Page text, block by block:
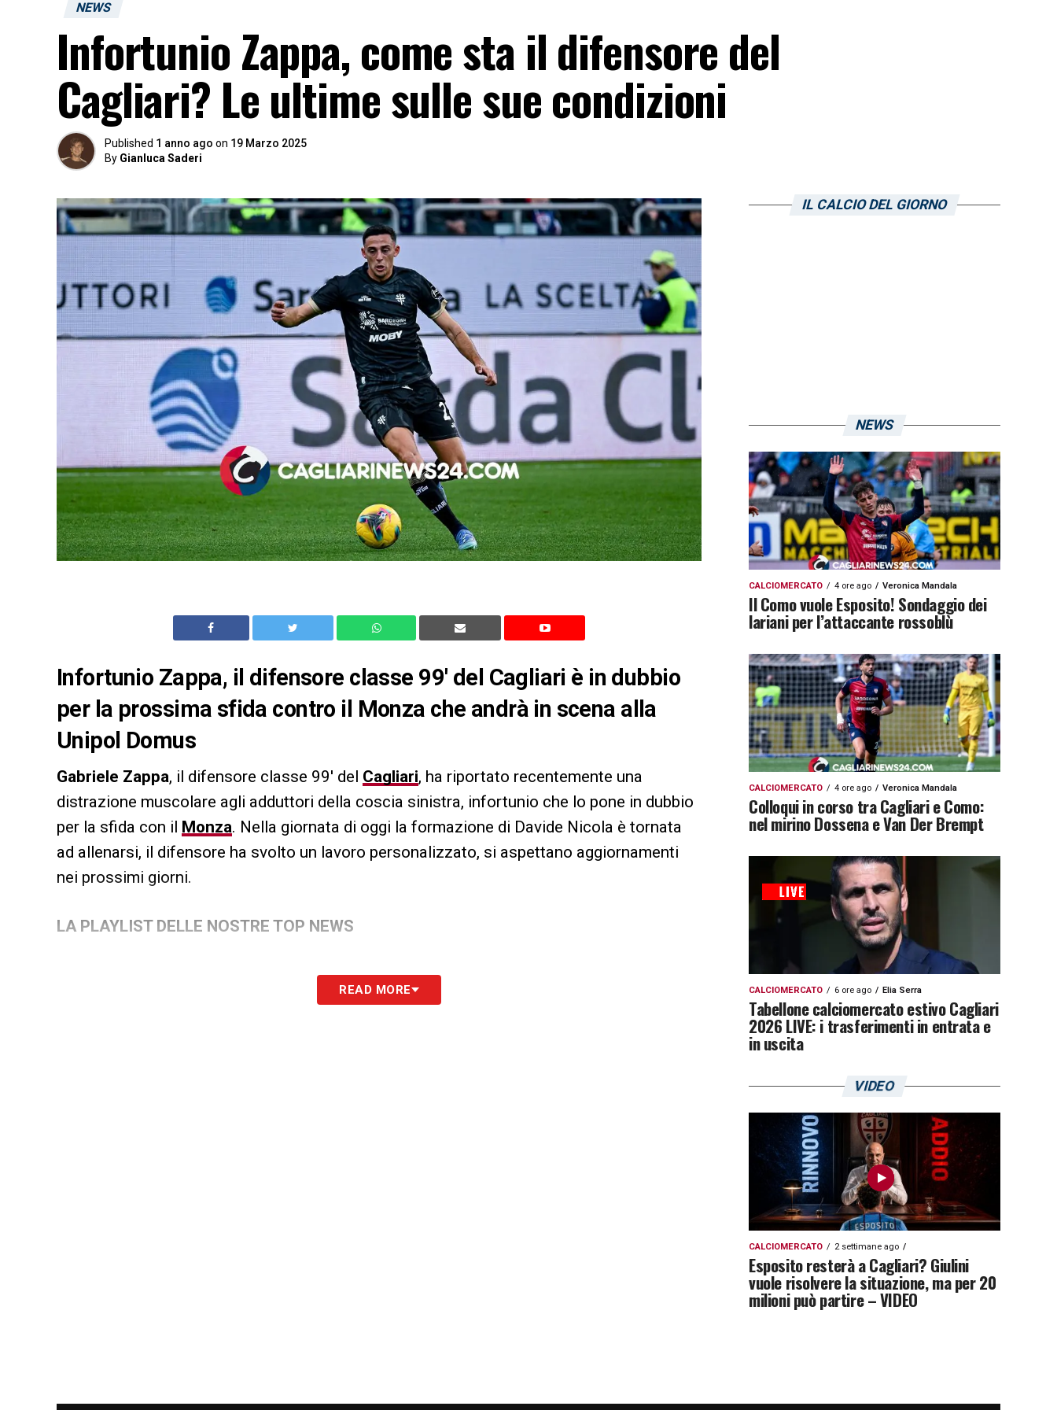
NEWS
Infortunio Zappa, come sta il difensore del
Cagliari? Le ultime sulle sue condizioni
Published 1 anno ago on 19 Marzo 2025
By Gianluca Saderi
Infortunio Zappa, il difensore classe 99′ del Cagliari è in dubbio
per la prossima sfida contro il Monza che andrà in scena alla
Unipol Domus
Gabriele Zappa, il difensore classe 99′ del Cagliari, ha riportato recentemente una
distrazione muscolare agli adduttori della coscia sinistra, infortunio che lo pone in dubbio
per la sfida con il Monza. Nella giornata di oggi la formazione di Davide Nicola è tornata
ad allenarsi, il difensore ha svolto un lavoro personalizzato, si aspettano aggiornamenti
nei prossimi giorni.
LA PLAYLIST DELLE NOSTRE TOP NEWS
READ MORE
IL CALCIO DEL GIORNO
NEWS
CALCIOMERCATO 4 ore ago Veronica Mandala
Il Como vuole Esposito! Sondaggio dei
lariani per l’attaccante rossoblù
CALCIOMERCATO 4 ore ago Veronica Mandala
Colloqui in corso tra Cagliari e Como:
nel mirino Dossena e Van Der Brempt
CALCIOMERCATO 6 ore ago Elia Serra
Tabellone calciomercato estivo Cagliari
2026 LIVE: i trasferimenti in entrata e
in uscita
VIDEO
CALCIOMERCATO 2 settimane ago
Esposito resterà a Cagliari? Giulini
vuole risolvere la situazione, ma per 20
milioni può partire – VIDEO